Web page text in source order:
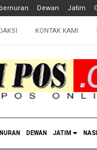
Dewan Jatim
KONTAK KAMI
DEWAN JATIM